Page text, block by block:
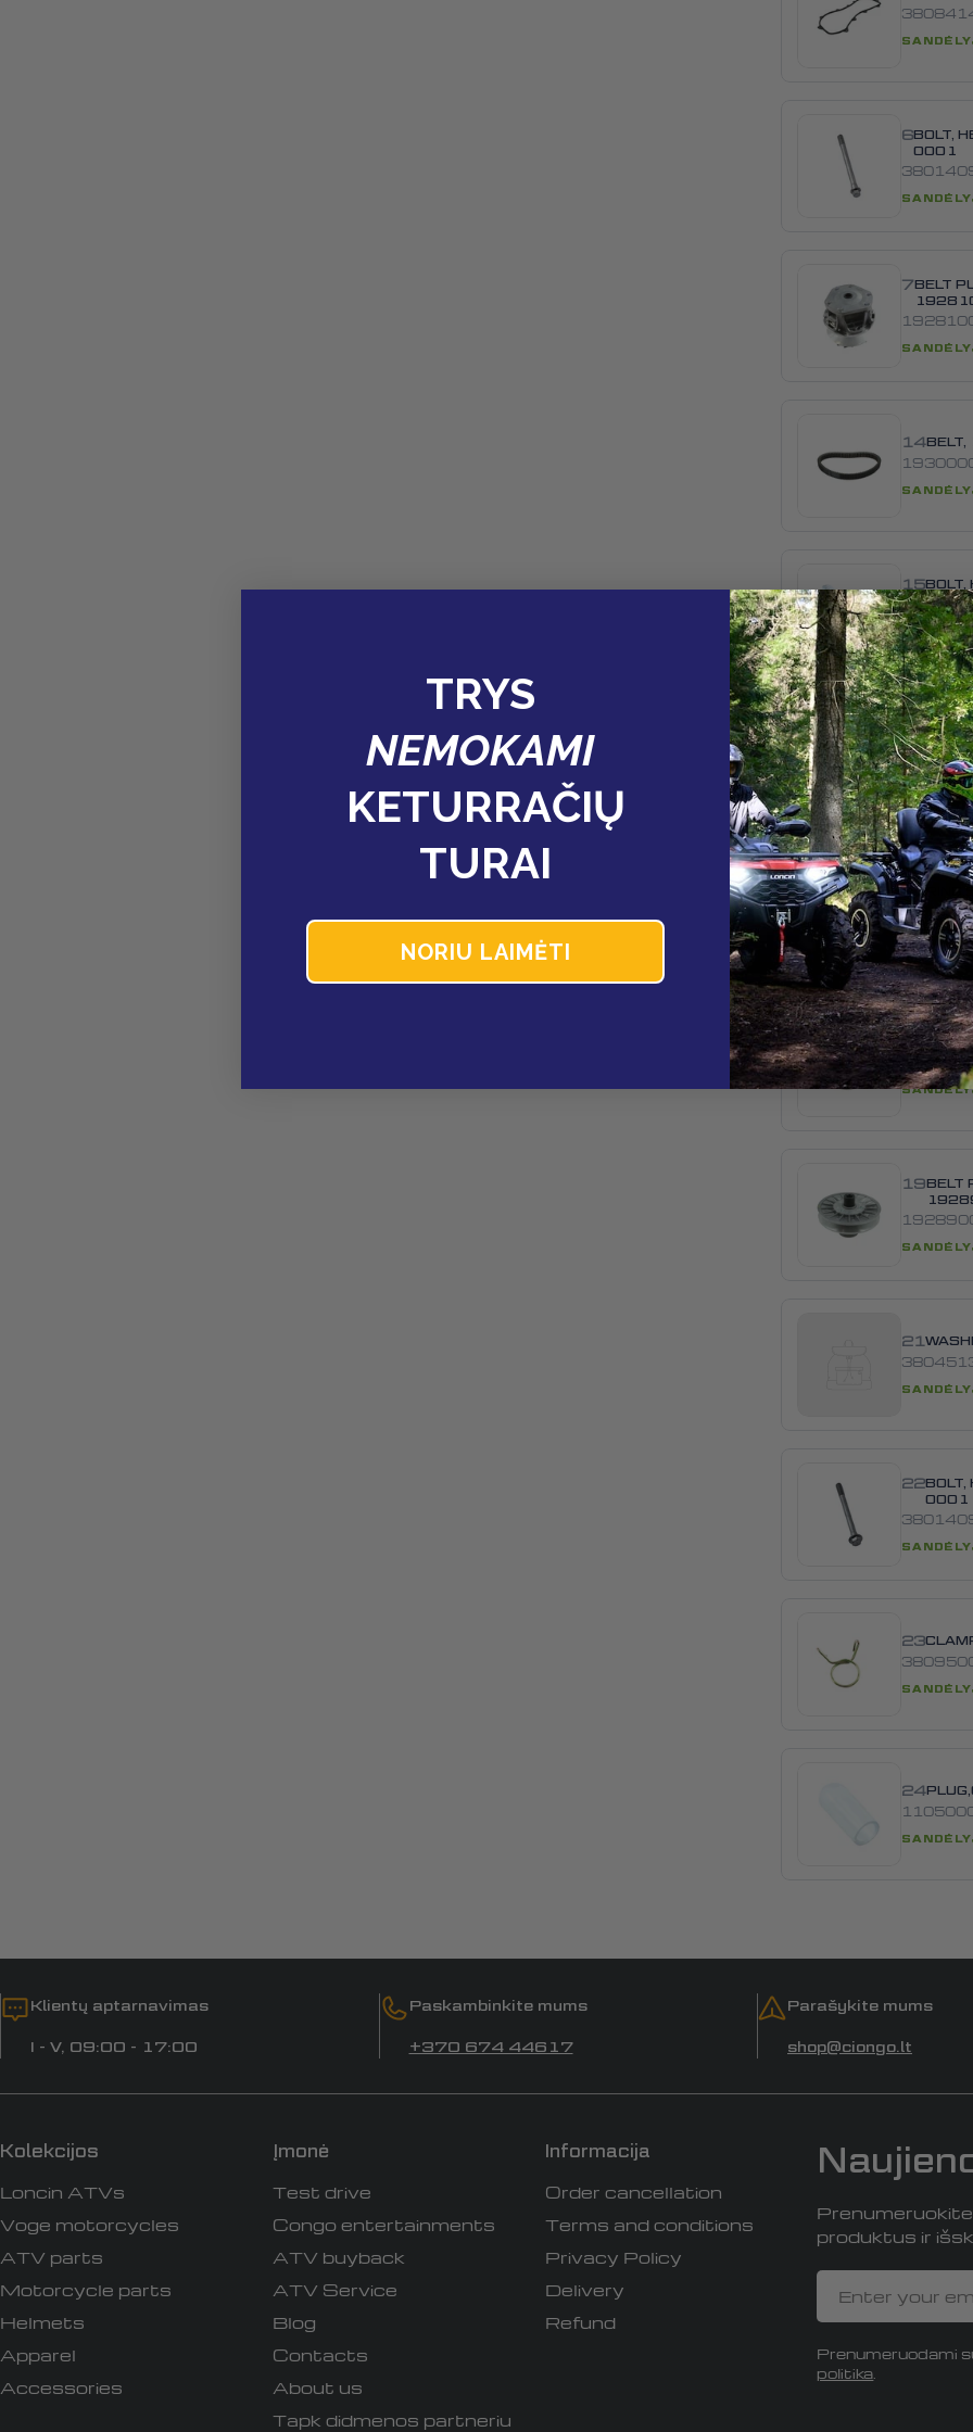
6BOLT,
0001
7BELT
14
15
0005
16BODY
17
18
19BELT
21
22
0001
23
24
Klientų aptarnavimas
I - V, 09:00 - 17:00
Paskambinkite mums
+370 674 44617
Parašykite mums
shop@ciongo.lt
Kolekcijos
Loncin ATVs
Voge motorcycles
ATV parts
Motorcycle parts
Helmets
Apparel
Accessories
Įmonė
Test drive
Congo entertainments
ATV buyback
ATV Service
Blog
Contacts
About us
Tapk didmenos partneriu
Informacija
Order cancellation
Terms and conditions
Privacy Policy
Delivery
Refund
produktus ir
Email
Prenumeruodami
politika
TRYS
NEMOKAMI
KETURRAČIŲ
TURAI
NORIU LAIMĖTI